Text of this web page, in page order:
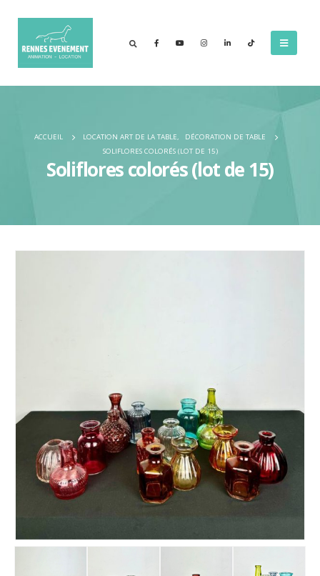
ACCUEIL LOCATION ART DE LA TABLE,
DÉCORATION DE TABLE
SOLIFLORES COLORÉS (LOT DE 15)
Soliflores colorés (lot de 15)